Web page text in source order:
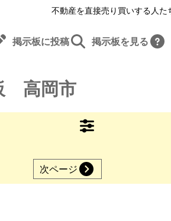
不動産を直接売り買いする人た
掲示板に投稿 掲示板を見る
高岡市
次ページ